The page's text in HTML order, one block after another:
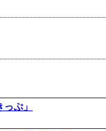
ぷ」